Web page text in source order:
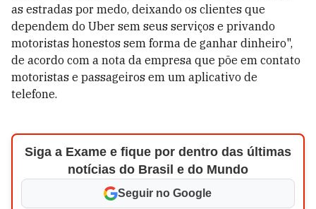
as estradas por medo, deixando os clientes que
dependem do Uber sem seus serviços e privando
motoristas honestos sem forma de ganhar dinheiro",
de acordo com a nota da empresa que põe em contato
motoristas e passageiros em um aplicativo de
telefone.
Siga a Exame e fique por dentro das últimas
notícias do Brasil e do Mundo
Seguir no Google